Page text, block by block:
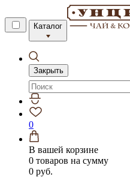
Каталог
Закрыть
0
В вашей корзине
0 товаров на сумму
0 руб.